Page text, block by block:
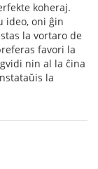
koheraj.
ideo, oni ĝin
la vortaro de
favori la
nin al la ĉina
la